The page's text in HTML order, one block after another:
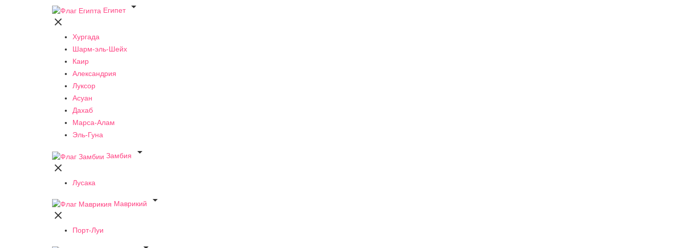
Египет


Хургада
Шарм-эль-Шейх
Каир
Александрия
Луксор
Асуан
Дахаб
Марса-Алам
Эль-Гуна
Замбия


Лусака
Маврикий


Порт-Луи